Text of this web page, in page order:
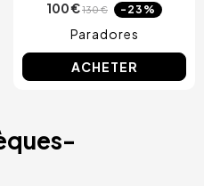
100 €130 € -23%
Paradores
ACHETER